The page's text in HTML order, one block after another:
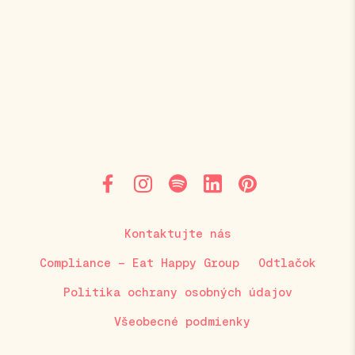
Kontaktujte nás
Compliance – Eat Happy Group Odtlačok
Politika ochrany osobných údajov
Všeobecné podmienky